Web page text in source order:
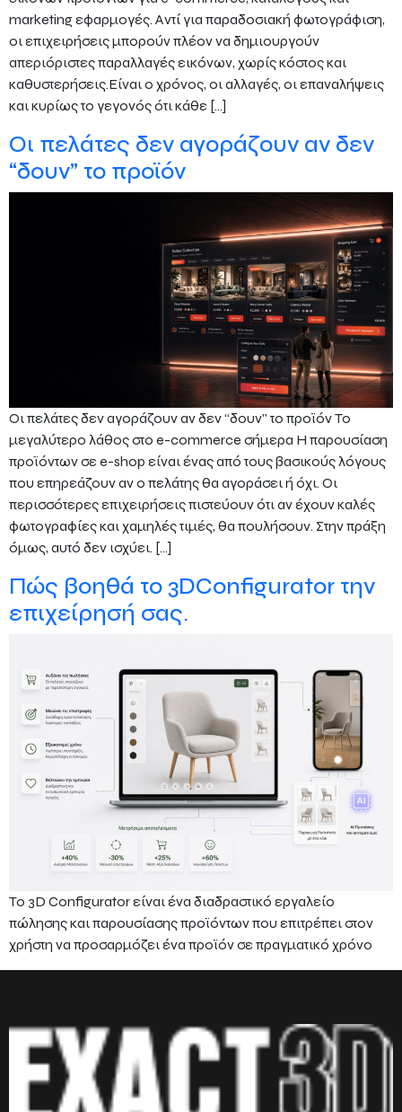
marketing εφαρμογές. Αντί για παραδοσιακή φωτογράφιση,
οι επιχειρήσεις μπορούν πλέον να δημιουργούν
απεριόριστες παραλλαγές εικόνων, χωρίς κόστος και
καθυστερήσεις.Είναι ο χρόνος, οι αλλαγές, οι επαναλήψεις
και κυρίως το γεγονός ότι κάθε […]
Οι πελάτες δεν αγοράζουν αν δεν
“δουν” το προϊόν
Οι πελάτες δεν αγοράζουν αν δεν “δουν” το προϊόν Το
μεγαλύτερο λάθος στο e-commerce σήμερα Η παρουσίαση
προϊόντων σε e-shop είναι ένας από τους βασικούς λόγους
που επηρεάζουν αν ο πελάτης θα αγοράσει ή όχι. Οι
περισσότερες επιχειρήσεις πιστεύουν ότι αν έχουν καλές
φωτογραφίες και χαμηλές τιμές, θα πουλήσουν. Στην πράξη
όμως, αυτό δεν ισχύει. […]
Πώς βοηθά το 3DConfigurator την
επιχείρησή σας.
Το 3D Configurator είναι ένα διαδραστικό εργαλείο
πώλησης και παρουσίασης προϊόντων που επιτρέπει στον
χρήστη να προσαρμόζει ένα προϊόν σε πραγματικό χρόνο